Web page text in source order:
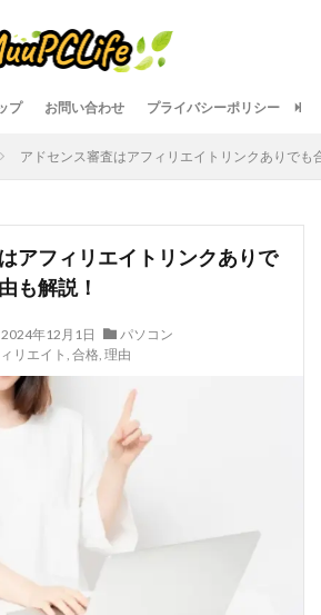
プ お問い合わせ プライバシーポリシー
アドセンス審査はアフィリエイトリンクありでも
アフィリエイトリンクありで
も解説！
2024年12月1日
パソコン
リエイト , 合格, 理由